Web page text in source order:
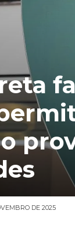
DE 2025